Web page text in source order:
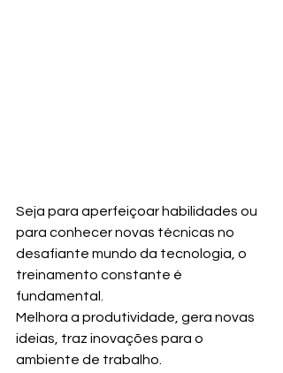
Seja para aperfeiçoar habilidades ou
para conhecer novas técnicas no
desafiante mundo da tecnologia, o
treinamento constante é
fundamental.
Melhora a produtividade, gera novas
ideias, traz inovações para o
ambiente de trabalho.